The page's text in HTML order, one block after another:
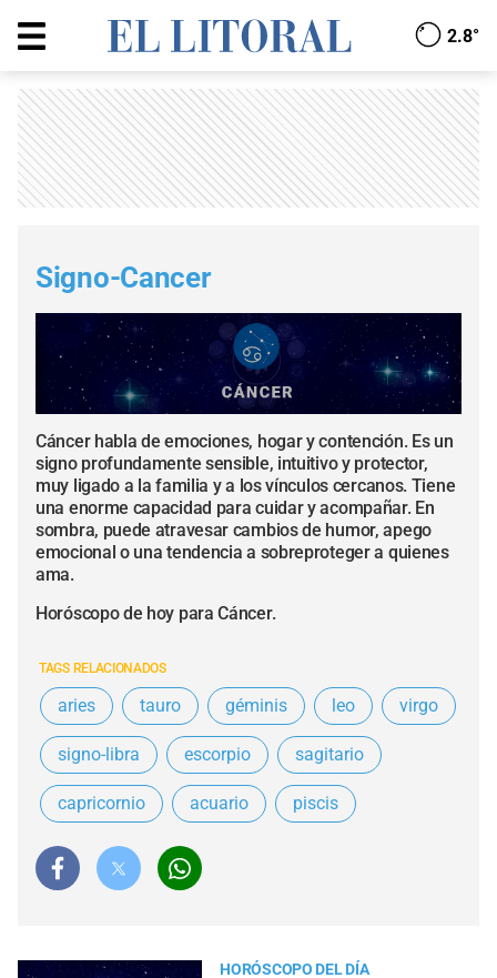
2.8°
Signo-Cancer
Cáncer habla de emociones, hogar y contención. Es un
signo profundamente sensible, intuitivo y protector,
muy ligado a la familia y a los vínculos cercanos. Tiene
una enorme capacidad para cuidar y acompañar. En
sombra, puede atravesar cambios de humor, apego
emocional o una tendencia a sobreproteger a quienes
ama.
Horóscopo de hoy para Cáncer.
TAGS RELACIONADOS
aries tauro géminis leo virgo
signo-libra escorpio sagitario
capricornio acuario piscis
HORÓSCOPO DEL DÍA